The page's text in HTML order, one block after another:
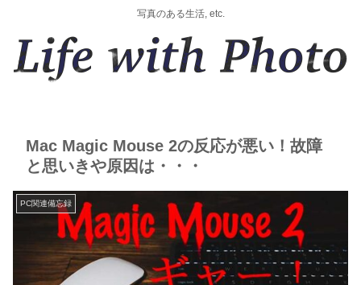
写真のある生活, etc.
Mac Magic Mouse 2の反応が悪い！故障
と思いきや原因は・・・
PC関連備忘録